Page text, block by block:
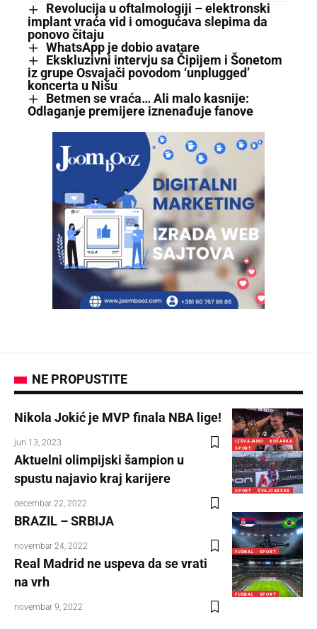
Revolucija u oftalmologiji – elektronski
implant vraća vid i omogućava slepima da
ponovo čitaju
WhatsApp je dobio avatare
Ekskluzivni intervju sa Čipijem i Šonetom
iz grupe Osvajači povodom ‘unplugged’
koncerta u Nišu
Betmen se vraća… Ali malo kasnije:
Odlaganje premijere iznenađuje fanove
NE PROPUSTITE
IZDVAJAMO
KOŠARKA
SPORT
Nikola Jokić je MVP finala NBA lige!
jun 13, 2023
SPORT ŠVAJCARSKA
Aktuelni olimpijski šampion u
spustu najavio kraj karijere
decembar 22, 2022
FUDBAL SPORT
BRAZIL – SRBIJA
novembar 24, 2022
FUDBAL SPORT
Real Madrid ne uspeva da se vrati
na vrh
novembar 9, 2022